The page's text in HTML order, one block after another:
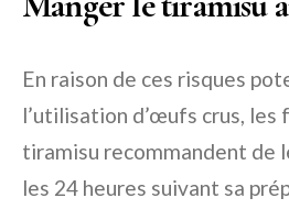
En raison de ces risques
l’utilisation d’œufs crus, les
tiramisu recommandent de
les 24 heures suivant sa